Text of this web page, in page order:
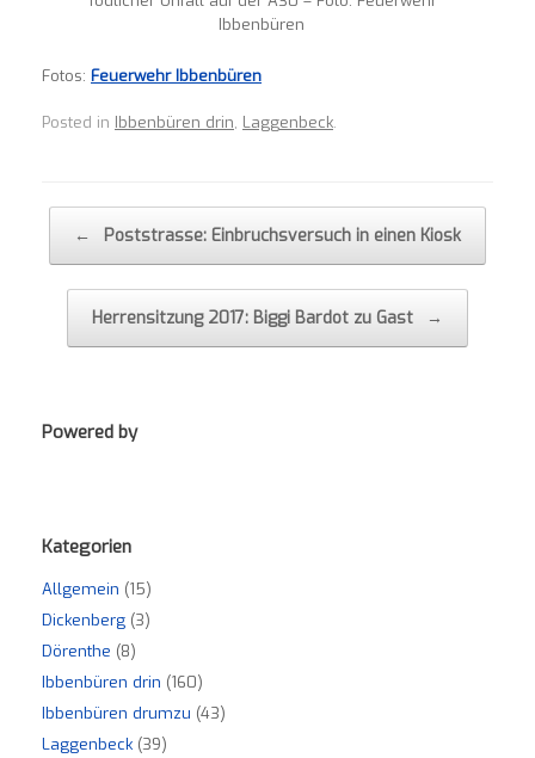
Ibbenbüren
Fotos: Feuerwehr Ibbenbüren
Posted in Ibbenbüren drin, Laggenbeck.
← Poststrasse: Einbruchsversuch in einen Kiosk
Herrensitzung 2017: Biggi Bardot zu Gast →
Powered by
Kategorien
Allgemein (15)
Dickenberg (3)
Dörenthe (8)
Ibbenbüren drin (160)
Ibbenbüren drumzu (43)
Laggenbeck (39)